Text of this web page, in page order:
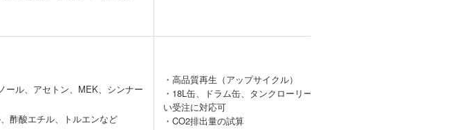
ール、アセトン、MEK、シンナー
酢酸エチル、トルエンなど
・高品質再生（アップサイクル）
・18L缶、ドラム缶、タンクローリーまで幅広
い受注に対応可
・CO2排出量の試算